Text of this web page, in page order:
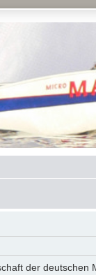
der